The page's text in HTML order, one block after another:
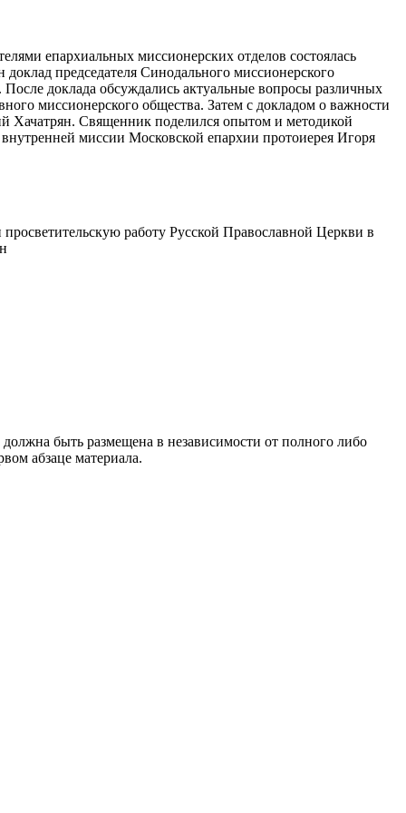
епархиальных миссионерских отделов состоялась
председателя Синодального миссионерского
доклада обсуждались актуальные вопросы различных
миссионерского общества. Затем с докладом о важности
Хачатрян. Священник поделился опытом и методикой
миссии Московской епархии протоиерея Игоря
работу Русской Православной Церкви в
быть размещена в независимости от полного либо
абзаце материала.